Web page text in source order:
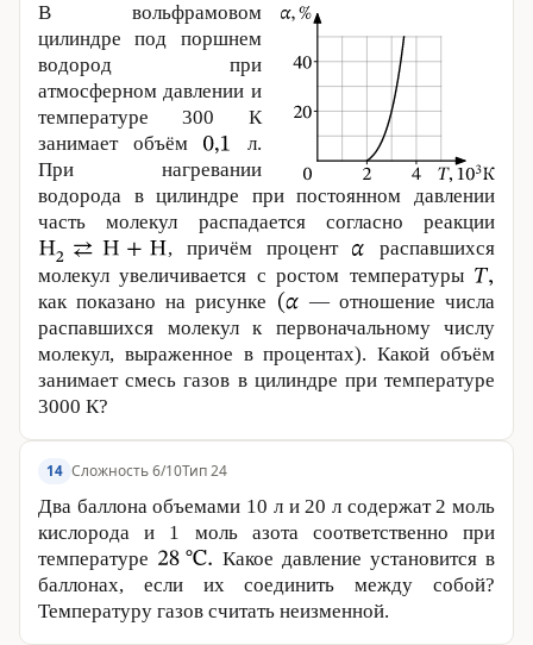
В вольфрамовом
цилиндре под пор­шнем
водород при
атмосферном давлении и
температуре300 К
занимает объём
л.
При нагревании
водорода в цилиндре при постоянном давлении
часть молекул распадается согласно реакции
, причём процент
распавшихся
молекул увеличивается с ростом температуры
как показано на рисунке
— отношение числа
распавшихся молекул к первоначальному числу
молекул, выраженное в процентах). Какой объём
занимает смесь газов в цилиндре при температуре
3000 К?
14 Сложность 6/10Тип 24
Два баллона объемами 10 ли20 лсодержат 2 моль
кислорода и 1 моль азота соответственно при
температуре
Какое давление установится в
баллонах, если их соединить между собой?
Температуру газов считать неизменной.